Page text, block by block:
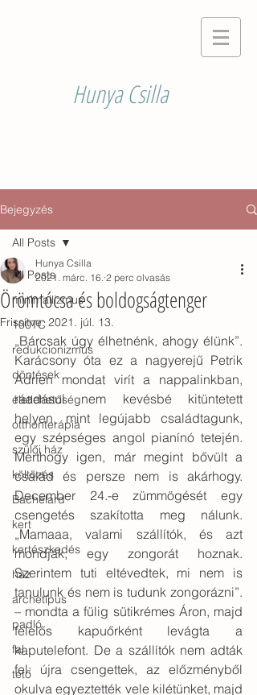
Hunya Csilla
Bejegyzés
All Posts
minimailizmus
100TC
redukcionizmus
döntések
életlehetőség
otthonterápia
szülői ház
költözés
Bachelard
kert
kertészkedés
ház
archetípus
padló
fal
tető
All Posts
Örömtócsa és boldogságtenger
Hunya Csilla
2021. márc. 16. 2 perc olvasás
Frissítve: 2021. júl. 13.
„Bárcsak úgy élhetnénk, ahogy élünk”.
Karácsony óta ez a nagyerejű Petrik
Adrien mondat virít a nappalinkban,
ráadásul nem kevésbé kitüntetett
helyen, mint legújabb családtagunk,
egy szépséges angol pianínó tetején.
Merthogy igen, már megint bővült a
család és persze nem is akárhogy.
December 24.-e zümmögését egy
csengetés szakította meg nálunk.
„Mamaaa, valami szállítók, és azt
mondják, egy zongorát hoznak.
Szerintem tuti eltévedtek, mi nem is
tanulunk és nem is tudunk zongorázni”.
– mondta a fülig sütikrémes Áron, majd
felelős kapuőrként levágta a
kaputelefont. De a szállítók nem adták
fel: újra csengettek, az előzményből
okulva egyeztették vele kilétünket, majd